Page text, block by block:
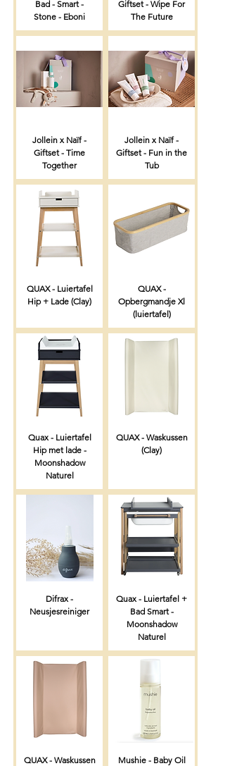
Bad - Smart -
Stone - Eboni
Giftset - Wipe For
The Future
Jollein x Naïf -
Giftset - Time
Together
Jollein x Naïf -
Giftset - Fun in the
Tub
QUAX - Luiertafel
Hip + Lade (Clay)
QUAX -
Opbergmandje Xl
(luiertafel)
Quax - Luiertafel
Hip met lade -
Moonshadow
Naturel
QUAX - Waskussen
(Clay)
Difrax -
Neusjesreiniger
Quax - Luiertafel +
Bad Smart -
Moonshadow
Naturel
QUAX - Waskussen
Mushie - Baby Oil